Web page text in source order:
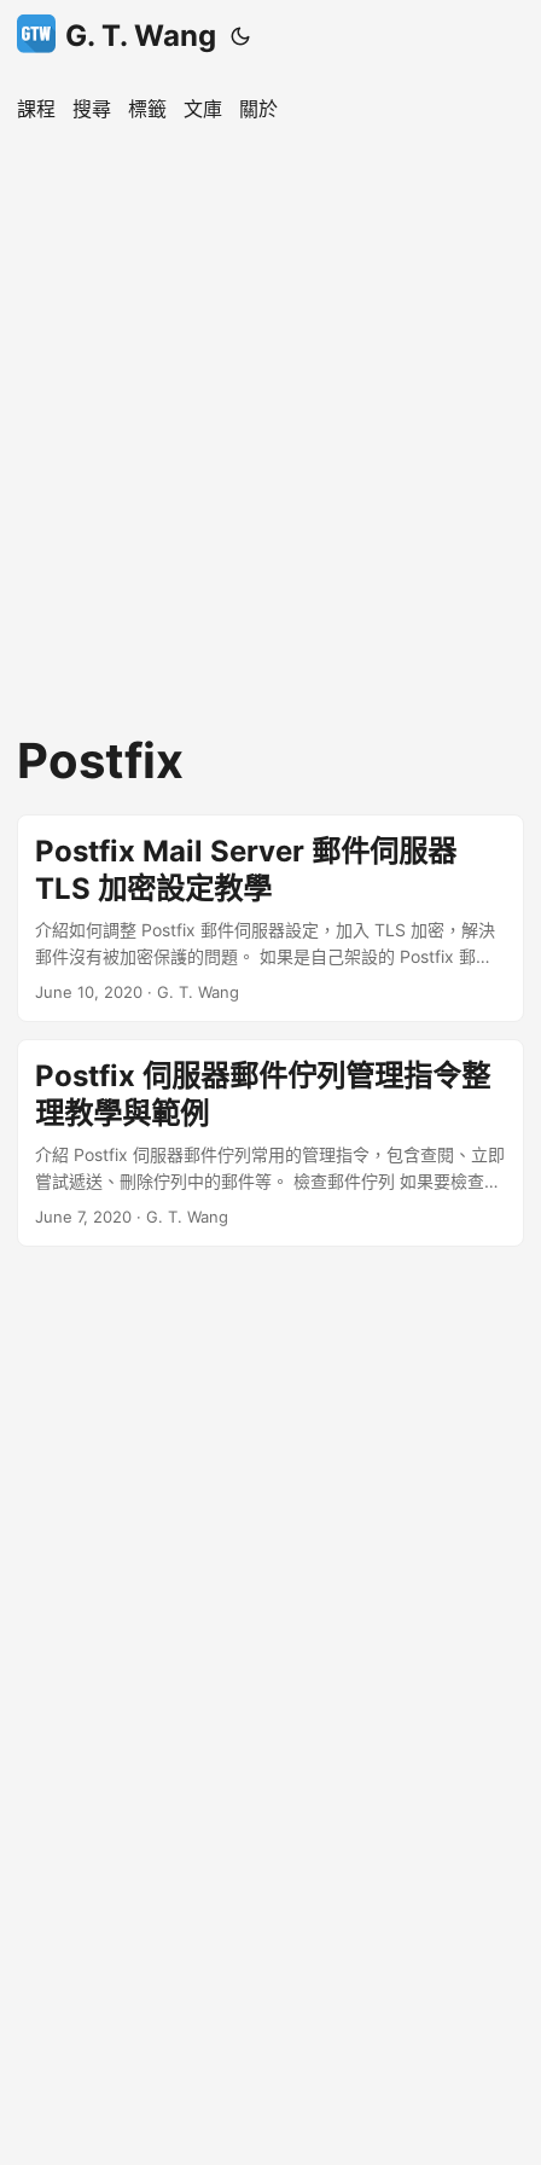
G. T. Wang
課程 搜尋 標籤 文庫 關於
Postfix
Postfix Mail Server 郵件伺服器
TLS 加密設定教學
介紹如何調整 Postfix 郵件伺服器設定，加入 TLS 加密，解決
郵件沒有被加密保護的問題。 如果是自己架設的 Postfix 郵件
伺服器，在沒有特別設定的情況下，送出的郵件會被 GMail 標
June 10, 2020 · G. T. Wang
Postfix 伺服器郵件佇列管理指令整
理教學與範例
介紹 Postfix 伺服器郵件佇列常用的管理指令，包含查閱、立即
嘗試遞送、刪除佇列中的郵件等。 檢查郵件佇列 如果要檢查目
前存在於 Postfix 郵件佇列中的郵件（例如 deferred 與
June 7, 2020 · G. T. Wang